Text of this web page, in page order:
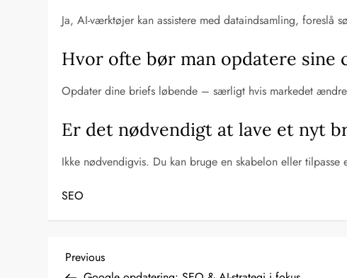
Ja, AI-værktøjer kan assistere med dataindsamling, foreslå
Hvor ofte bør man opdatere sine
Opdater dine briefs løbende – særligt hvis markedet
Er det nødvendigt at lave et nyt
Ikke nødvendigvis. Du kan bruge en skabelon eller
SEO
I
Previous
Previous